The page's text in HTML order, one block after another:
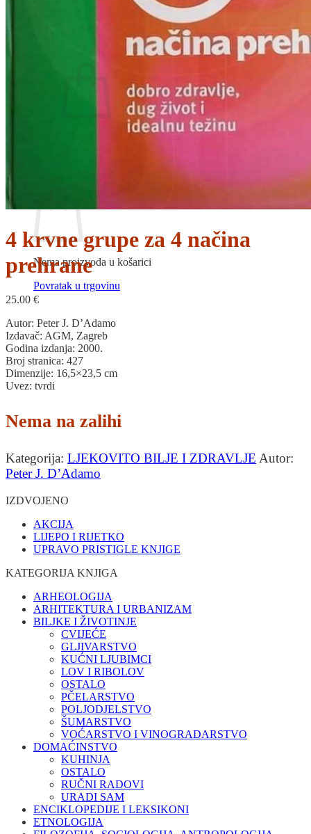
Nema proizvoda u košarici
Nema proizvoda u košarici
Povratak u trgovinu
4 krvne grupe za 4 načina
prehrane
25.00 €
Autor: Peter J. D’Adamo
Izdavač: AGM, Zagreb
Godina izdanja: 2000.
Broj stranica: 427
Dimenzije: 16,5×23,5 cm
Uvez: tvrdi
Nema na zalihi
Kategorija: LJEKOVITO BILJE I ZDRAVLJE Autor:
Peter J. D’Adamo
IZDVOJENO
AKCIJA
LIJEPO I RIJETKO
UPRAVO PRISTIGLE KNJIGE
KATEGORIJA KNJIGA
ARHEOLOGIJA
ARHITEKTURA I URBANIZAM
BILJKE I ŽIVOTINJE
CVIJEĆE
GLJIVARSTVO
KUĆNI LJUBIMCI
LOV I RIBOLOV
OSTALO
PČELARSTVO
POLJODJELSTVO
ŠUMARSTVO
VOĆARSTVO I VINOGRADARSTVO
DOMAĆINSTVO
KUHINJA
OSTALO
RUČNI RADOVI
URADI SAM
ENCIKLOPEDIJE I LEKSIKONI
ETNOLOGIJA